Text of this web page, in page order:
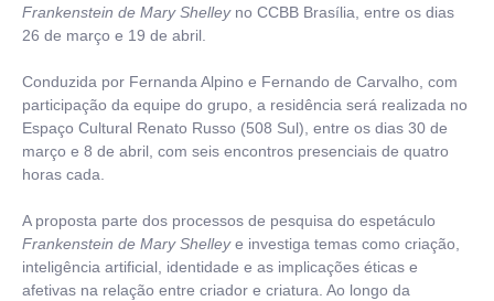
Frankenstein de Mary Shelleyno CCBB Brasília, entre os dias
26 de março e 19 de abril.
Conduzida por Fernanda Alpino e Fernando de Carvalho, com
participação da equipe do grupo, a residência será realizada no
Espaço Cultural Renato Russo (508 Sul), entre os dias 30 de
março e 8 de abril, com seis encontros presenciais de quatro
horas cada.
A proposta parte dos processos de pesquisa do espetáculo
Frankenstein de Mary Shelleye investiga temas como criação,
inteligência artificial, identidade e as implicações éticas e
afetivas na relação entre criador e criatura. Ao longo da